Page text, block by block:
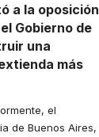
a la oposición
Gobierno de
una
más
el
de Buenos Aires,